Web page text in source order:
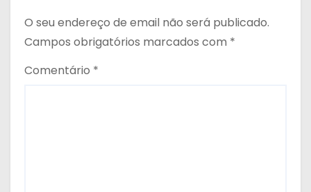
O seu endereço de email não será publicado.
Campos obrigatórios marcados com *
Comentário *